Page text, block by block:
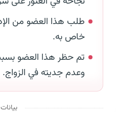
طلب هذا العضو من
خاص به.
تم حظر هذا العضو
وعدم جديته في الزواج.